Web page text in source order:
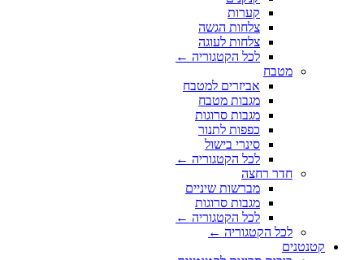
קערות
צלחות הגשה
צלחות לעוגה
לכל הקטגוריה ←
מטבח
אביזרים למטבח
מגבות מטבח
מגבות סרוגות
כפפות לתנור
סינרי בישול
לכל הקטגוריה ←
חדר רחצה
מברשות שיניים
מגבות סרוגות
לכל הקטגוריה ←
לכל הקטגוריה ←
קטנטנים